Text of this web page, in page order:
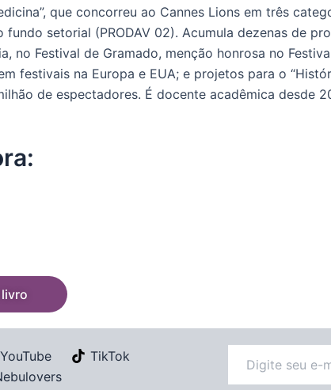
que concorreu ao Cannes Lions em três
setorial (PRODAV 02). Acumula dezenas de
no Festival de Gramado, menção honrosa no
na Europa e EUA; e projetos para o
de espectadores. É docente acadêmica
YouTube
TikTok